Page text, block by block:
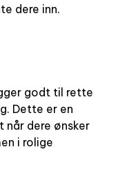
dere inn.
godt til rette
Dette er en
når dere ønsker
i rolige